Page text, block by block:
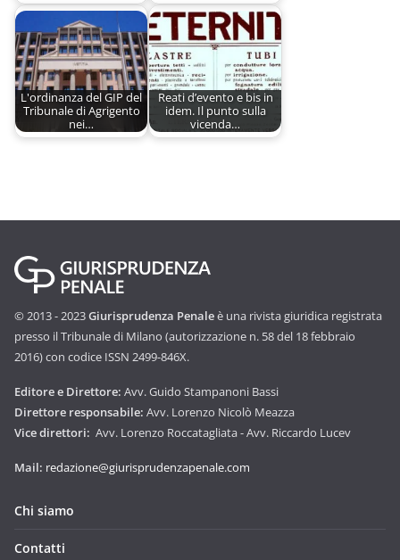
L'ordinanza del GIP del
Tribunale di Agrigento
nei…
Reati d’evento e bis in
idem. Il punto sulla
vicenda…
© 2013 - 2023Giurisprudenza Penaleè una rivista giuridica registrata
presso il Tribunale di Milano (autorizzazione n. 58 del 18 febbraio
2016) con codice ISSN 2499-846X.
Editore e Direttore: Avv. Guido Stampanoni Bassi
Direttore responsabile: Avv. Lorenzo Nicolò Meazza
Vice direttori: Avv. Lorenzo Roccatagliata - Avv. Riccardo Lucev
Mail: redazione@giurisprudenzapenale.com
Chi siamo
Contatti